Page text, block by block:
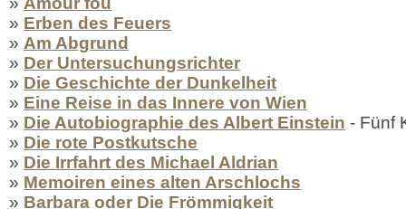
» Erben des Feuers
» Am Abgrund
» Der Untersuchungsrichter
» Die Geschichte der Dunkelheit
» Eine Reise in das Innere von Wien
» Die Autobiographie des Albert Einstein - Fünf
» Die rote Postkutsche
» Die Irrfahrt des Michael Aldrian
» Memoiren eines alten Arschlochs
» Barbara oder Die Frömmigkeit